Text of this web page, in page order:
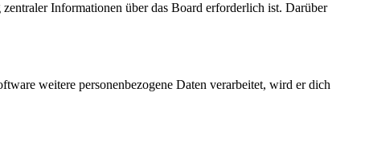
Informationen über das Board erforderlich ist. Darüber
weitere personenbezogene Daten verarbeitet, wird er dich